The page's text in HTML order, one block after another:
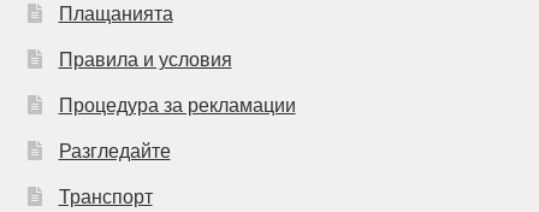
Плащанията
Правила и условия
Процедура за рекламации
Разгледайте
Транспорт